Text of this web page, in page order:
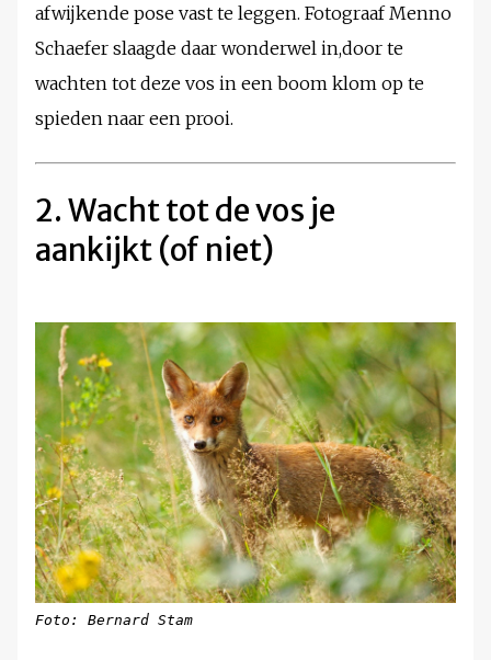
afwijkende pose vast te leggen. Fotograaf Menno
Schaefer slaagde daar wonderwel in,door te
wachten tot deze vos in een boom klom op te
spieden naar een prooi.
2. Wacht tot de vos je
aankijkt (of niet)
Foto: Bernard Stam